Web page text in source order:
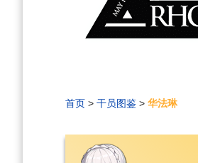
首页 > 干员图鉴 > 华法琳